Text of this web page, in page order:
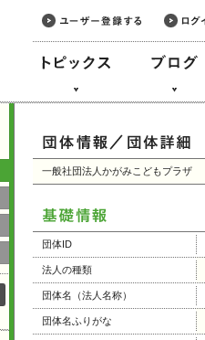
一般社団法人かがみこどもプラザ
団体ID
法人の種類
団体名（法人名称）
団体名ふりがな